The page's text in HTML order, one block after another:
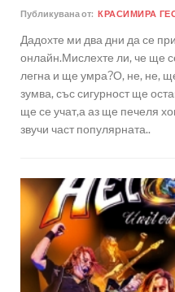
Публикувана от: КРАСИМИРА
Дадохте ми два дни да се
онлайн.Мислехте ли, че ще
легна и ще умра?О, не, не,
зумва, със сигурност ще
ще се учат,а аз ще печеля
звучи част популярната..